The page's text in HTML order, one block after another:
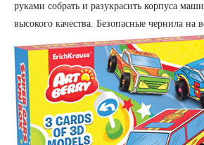
руками собрать и разукрасить корпуса
высокого качества. Безопасные чернила